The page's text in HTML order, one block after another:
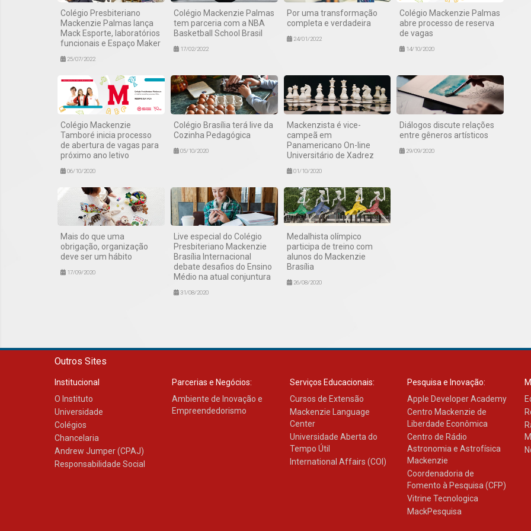
Colégio Presbiteriano
Mackenzie Palmas lança
Mack Esporte, laboratórios
funcionais e Espaço Maker
25/07/2022
Colégio Mackenzie Palmas
tem parceria com a NBA
Basketball School Brasil
17/02/2022
Por uma transformação
completa e verdadeira
24/01/2022
Colégio Mackenzie Palmas
abre processo de reserva
de vagas
14/10/2020
Colégio Mackenzie
Tamboré inicia processo
de abertura de vagas para
próximo ano letivo
06/10/2020
Colégio Brasília terá live da
Cozinha Pedagógica
05/10/2020
Mackenzista é vice-
campeã em
Panamericano On-line
Universitário de Xadrez
01/10/2020
Diálogos discute relações
entre gêneros artísticos
29/09/2020
Mais do que uma
obrigação, organização
deve ser um hábito
17/09/2020
Live especial do Colégio
Presbiteriano Mackenzie
Brasília Internacional
debate desafios do Ensino
Médio na atual conjuntura
31/08/2020
Medalhista olímpico
participa de treino com
alunos do Mackenzie
Brasília
26/08/2020
Outros Sites
Institucional
O Instituto
Universidade
Colégios
Chancelaria
Andrew Jumper (CPAJ)
Responsabilidade Social
Parcerias e Negócios:
Ambiente de Inovação e
Empreendedorismo
Serviços Educacionais:
Cursos de Extensão
Mackenzie Language
Center
Universidade Aberta do
Tempo Útil
International Affairs (COI)
Pesquisa e Inovação:
Apple Developer Academy
Centro Mackenzie de
Liberdade Econômica
Centro de Rádio
Astronomia e Astrofísica
Mackenzie
Coordenadoria de
Fomento à Pesquisa (CFP)
Vitrine Tecnologica
MackPesquisa